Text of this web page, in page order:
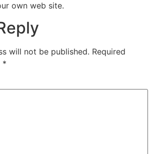
own web site.
will not be published. Required
*